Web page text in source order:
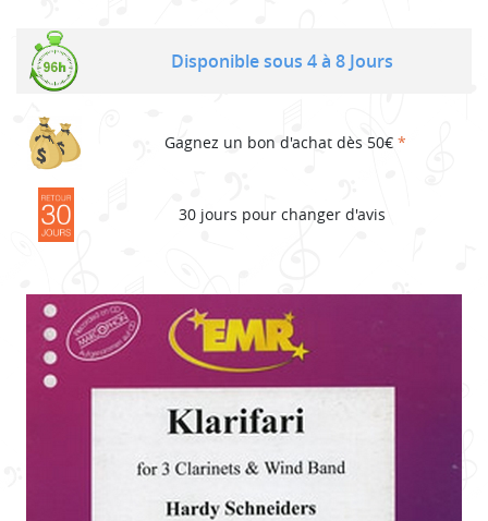
Disponible sous 4 à 8 Jours
Gagnez un bon d'achat dès 50€ *
30 jours pour changer d'avis